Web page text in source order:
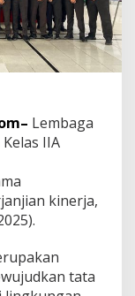
Lembaga
IIA
kinerja,
tata